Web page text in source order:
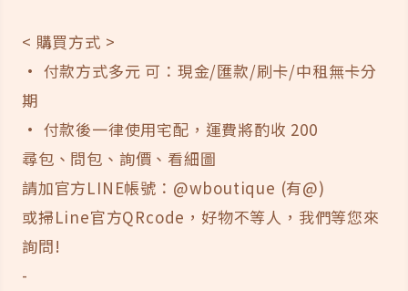
< 購買方式 >
· 付款方式多元 可：現金/匯款/刷卡/中租無卡分
期
· 付款後一律使用宅配，運費將酌收 200
尋包、問包、詢價、看細圖
請加官方LINE帳號：@wboutique (有@)
或掃Line官方QRcode，好物不等人，我們等您來
詢問!
-